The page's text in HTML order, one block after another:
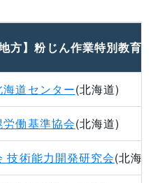
方】粉じん作業特別教育
道センター(北海道)
働基準協会(北海道)
技術能力開発研究会(北海道)